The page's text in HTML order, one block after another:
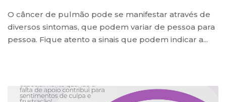
O câncer de pulmão pode se manifestar através de
diversos sintomas, que podem variar de pessoa para
pessoa. Fique atento a sinais que podem indicar a...